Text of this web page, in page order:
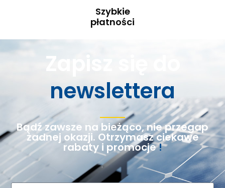
Szybkie
płatności
Zapisz się do
newslettera
Bądź zawsze na bieżąco, nie przegap
żadnej okazji. Otrzymasz ciekawe
rabaty i promocje!